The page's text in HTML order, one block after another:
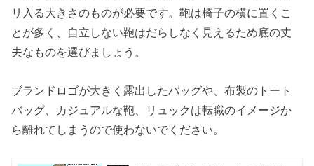
リ入る大きさのものが必要です。鞄は椅子の横に置くこ
とが多く、自立しない鞄はだらしなく見えるため底の丈
夫なものを選びましょう。
ブランドロゴが大きく露出したバッグや、布製のトート
バッグ、カジュアルな鞄、リュックは転職のイメージか
ら離れてしまうので使わないでください。